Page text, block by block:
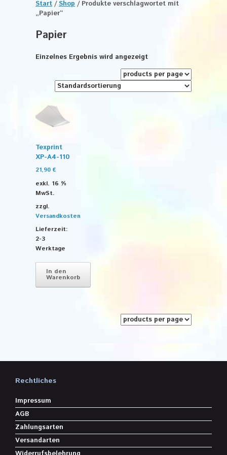
Start /Shop / Produkte verschlagwortet mit
„Papier“
Papier
Einzelnes Ergebnis wird angezeigt
Texprint
XP-A4-110
21,90 €
exkl. 16 %
MwSt.
zzgl.
Versandkosten
Lieferzeit:
2-3
Werktage
In den
Warenkorb
Rechtliches
Impressum
AGB
Zahlungsarten
Versandarten